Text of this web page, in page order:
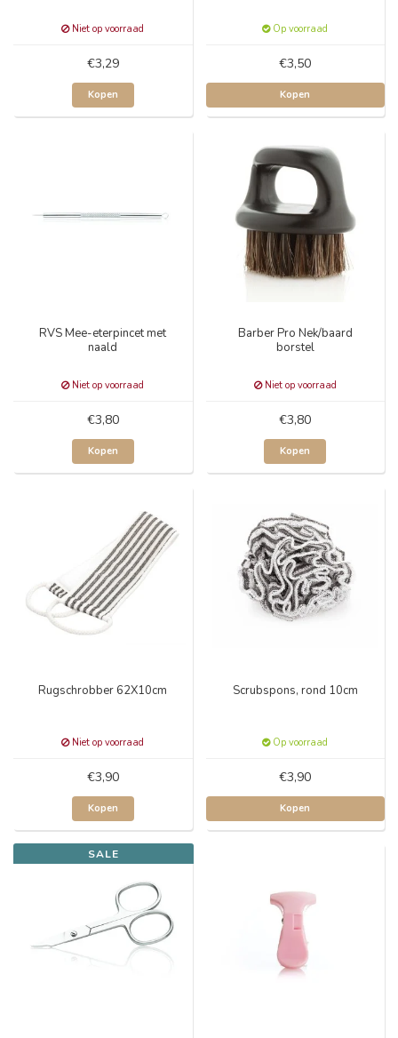
Niet op voorraad
€3,29
Kopen
Op voorraad
€3,50
Kopen
RVS Mee-eterpincet met
naald
Niet op voorraad
€3,80
Kopen
Barber Pro Nek/baard
borstel
Niet op voorraad
€3,80
Kopen
Rugschrobber 62X10cm
Niet op voorraad
€3,90
Kopen
Scrubspons, rond 10cm
Op voorraad
€3,90
Kopen
SALE